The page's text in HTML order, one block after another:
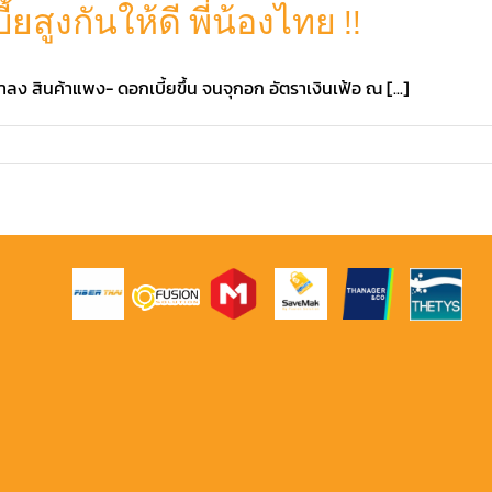
สูงกันให้ดี พี่น้องไทย !!
ลง สินค้าแพง- ดอกเบี้ยขึ้น จนจุกอก อัตราเงินเฟ้อ ณ [...]